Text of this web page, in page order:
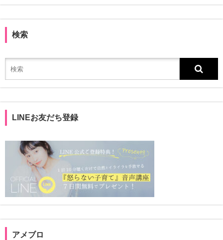
検索
LINEお友だち登録
アメブロ